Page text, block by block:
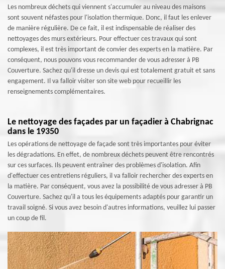
Les nombreux déchets qui viennent s'accumuler au niveau des maisons
sont souvent néfastes pour l'isolation thermique. Donc, il faut les enlever
de manière régulière. De ce fait, il est indispensable de réaliser des
nettoyages des murs extérieurs. Pour effectuer ces travaux qui sont
complexes, il est très important de convier des experts en la matière. Par
conséquent, nous pouvons vous recommander de vous adresser à PB
Couverture. Sachez qu'il dresse un devis qui est totalement gratuit et sans
engagement. Il va falloir visiter son site web pour recueillir les
renseignements complémentaires.
Le nettoyage des façades par un façadier à Chabrignac
dans le 19350
Les opérations de nettoyage de façade sont très importantes pour éviter
les dégradations. En effet, de nombreux déchets peuvent être rencontrés
sur ces surfaces. Ils peuvent entraîner des problèmes d'isolation. Afin
d'effectuer ces entretiens réguliers, il va falloir rechercher des experts en
la matière. Par conséquent, vous avez la possibilité de vous adresser à PB
Couverture. Sachez qu'il a tous les équipements adaptés pour garantir un
travail soigné. Si vous avez besoin d'autres informations, veuillez lui passer
un coup de fil.